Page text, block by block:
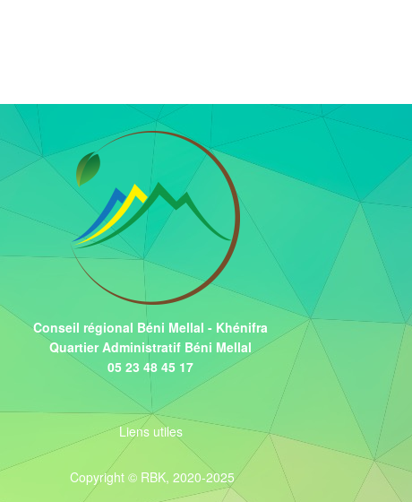
Conseil régional Béni Mellal - Khénifra
Quartier Administratif Béni Mellal
05 23 48 45 17
Liens utiles
Copyright © RBK, 2020-2025